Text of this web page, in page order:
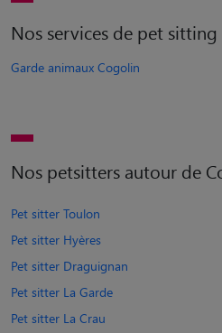
Nos services de pet
Garde animaux Cogolin
Nos petsitters autour de
Pet sitter Toulon
Pet sitter Hyères
Pet sitter Draguignan
Pet sitter La Garde
Pet sitter La Crau